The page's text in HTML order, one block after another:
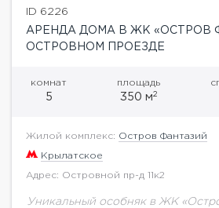
ID 6226
АРЕНДА ДОМА В ЖК «ОСТРОВ
ОСТРОВНОМ ПРОЕЗДЕ
комнат
5
площадь
350 м2
Жилой комплекс: Остров Фантазий
Крылатское
Адрес: Островной пр-д 11к2
Уникальный особняк в ЖК